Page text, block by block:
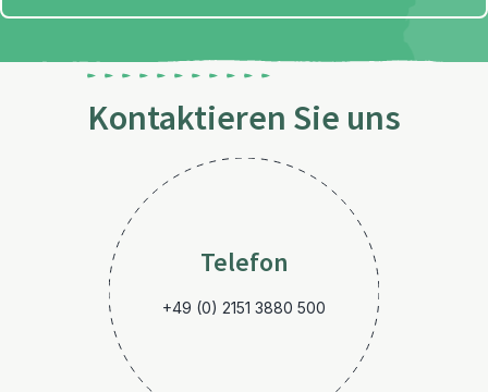
Kontaktieren Sie uns
Telefon
+49 (0) 2151 3880 500